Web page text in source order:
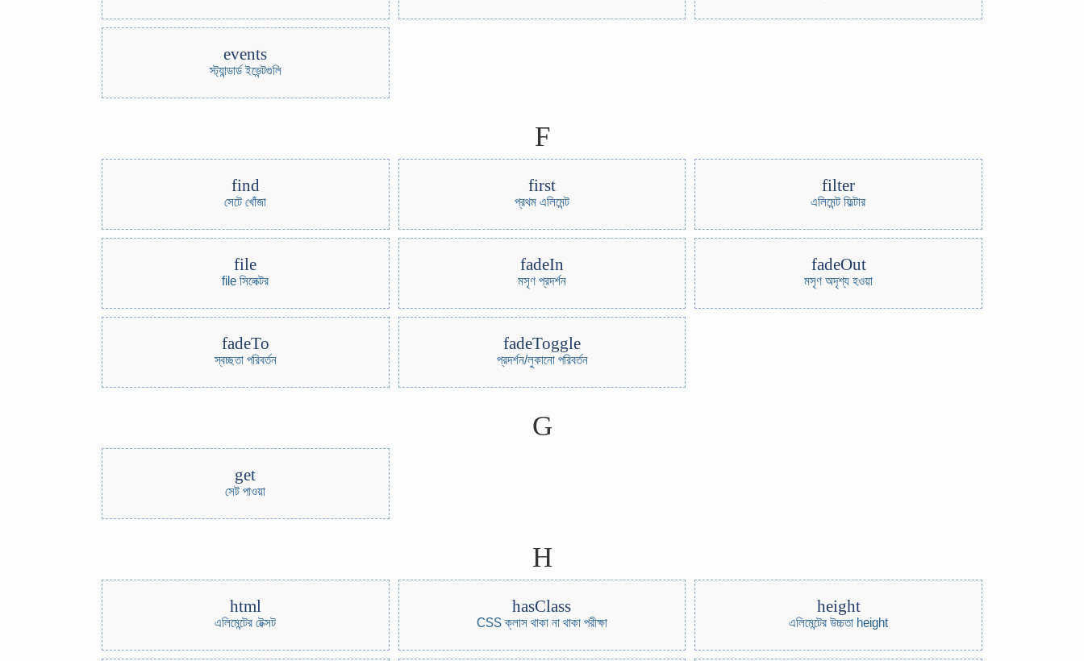
events
স্ট্যান্ডার্ড ইভেন্টগুলি
F
find
সেটে খোঁজা
first
প্রথম এলিমেন্ট
filter
এলিমেন্ট ফিল্টার
file
file সিলেক্টর
fadeIn
মসৃণ প্রদর্শন
fadeOut
মসৃণ অদৃশ্য হওয়া
fadeTo
স্বচ্ছতা পরিবর্তন
fadeToggle
প্রদর্শন/লুকানো পরিবর্তন
G
get
সেট পাওয়া
H
html
এলিমেন্টের টেক্সট
hasClass
CSS ক্লাস থাকা না থাকা পরীক্ষা
height
এলিমেন্টের উচ্চতা height